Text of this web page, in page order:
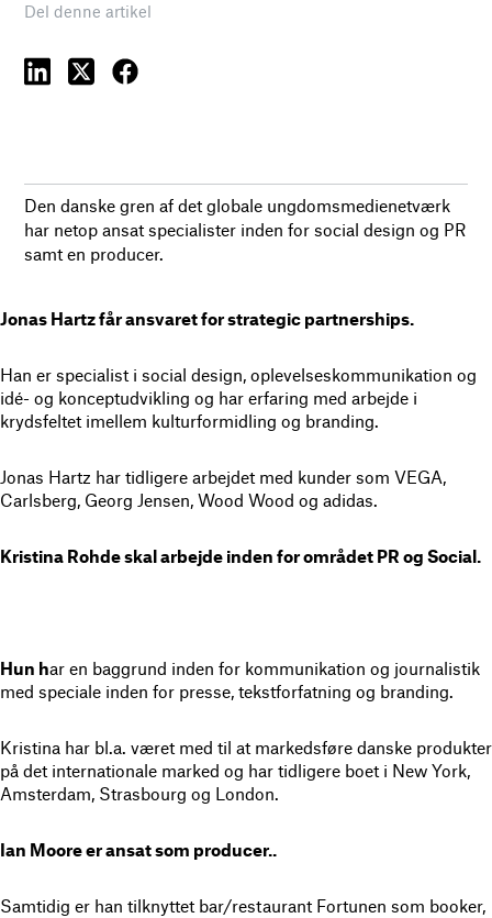
Del denne artikel
Den danske gren af det globale ungdomsmedienetværk
har netop ansat specialister inden for social design og PR
samt en producer.
Jonas Hartz får ansvaret for strategic partnerships.
Han er specialist i social design, oplevelseskommunikation og
idé- og konceptudvikling og har erfaring med arbejde i
krydsfeltet imellem kulturformidling og branding.
Jonas Hartz har tidligere arbejdet med kunder som VEGA,
Carlsberg, Georg Jensen, Wood Wood og adidas.
Kristina Rohde skal arbejde inden for området PR og Social.
Hun har en baggrund inden for kommunikation og journalistik
med speciale inden for presse, tekstforfatning og branding.
Kristina har bl.a. været med til at markedsføre danske produkter
på det internationale marked og har tidligere boet i New York,
Amsterdam, Strasbourg og London.
Ian Moore er ansat som producer..
Samtidig er han tilknyttet bar/restaurant Fortunen som booker,